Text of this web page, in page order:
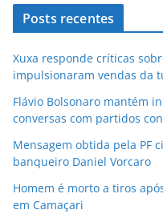
Posts recentes
Xuxa responde críticas
impulsionaram vendas da
Flávio Bolsonaro mantém
conversas com partidos
Mensagem obtida pela PF
banqueiro Daniel Vorcaro
Homem é morto a tiros
em Camaçari